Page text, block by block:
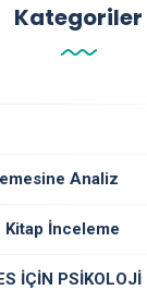
Kategoriler
Analiz
Kitap İnceleme
İÇİN PSİKOLOJİ